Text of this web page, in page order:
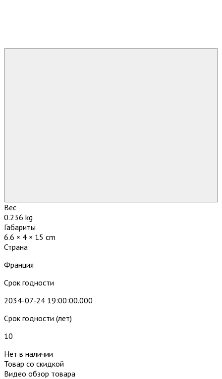
Вес
0.236 kg
Габариты
6.6 × 4 × 15 cm
Страна
Франция
Срок годности
2034-07-24 19:00:00.000
Срок годности (лет)
10
Нет в наличии
Товар со скидкой
Видео обзор товара